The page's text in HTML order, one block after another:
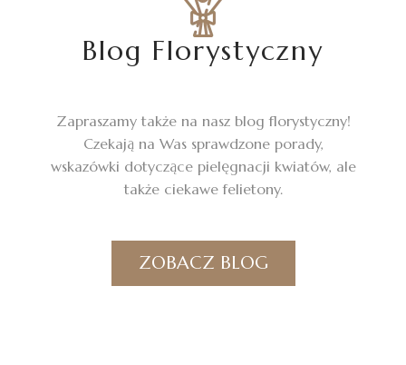
Blog Florystyczny
Zapraszamy także na nasz blog florystyczny!
Czekają na Was sprawdzone porady,
wskazówki dotyczące pielęgnacji kwiatów, ale
także ciekawe felietony.
ZOBACZ BLOG